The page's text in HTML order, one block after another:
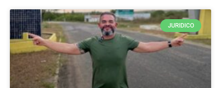
JURIDICO